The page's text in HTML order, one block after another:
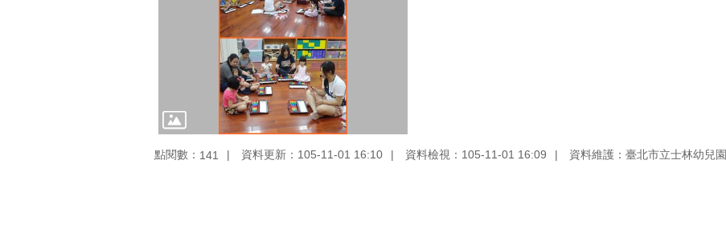
點閱數： 141 資料更新：105-11-01 16:10 資料檢視：105-11-01 16:09 資料維護：臺北市立士林幼兒園